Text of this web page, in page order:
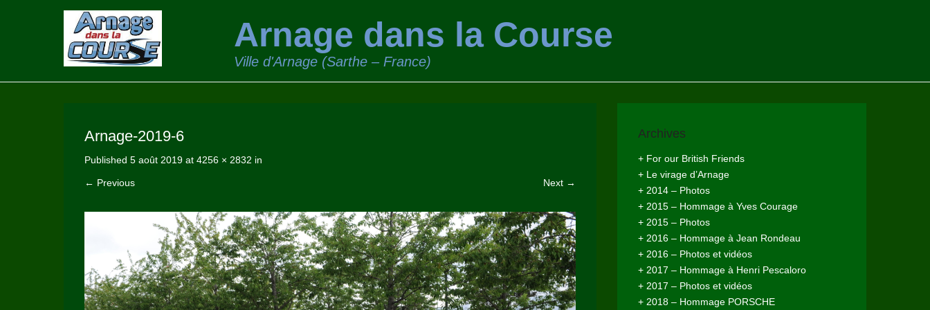
Arnage dans la Course
Ville d'Arnage (Sarthe – France)
Arnage-2019-6
Published 5 août 2019 at 4256 × 2832 in
← Previous Next →
Archives
+ For our British Friends
+ Le virage d’Arnage
+ 2014 – Photos
+ 2015 – Hommage à Yves Courage
+ 2015 – Photos
+ 2016 – Hommage à Jean Rondeau
+ 2016 – Photos et vidéos
+ 2017 – Hommage à Henri Pescaloro
+ 2017 – Photos et vidéos
+ 2018 – Hommage PORSCHE